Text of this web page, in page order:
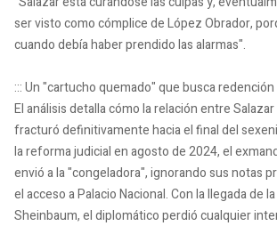
ser visto como cómplice de López Obrador,
cuando debía haber prendido las alarmas".
::: Un "cartucho quemado" que busca redención
El análisis detalla cómo la relación entre
fracturó definitivamente hacia el final del
la reforma judicial en agosto de 2024, el
envió a la "congeladora", ignorando sus notas
el acceso a Palacio Nacional. Con la llegada de
Sheinbaum, el diplomático perdió cualquier